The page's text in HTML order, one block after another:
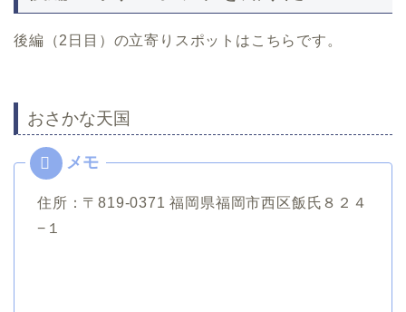
後編（2日目）の立寄りスポットはこちらです。
おさかな天国
住所：〒819-0371 福岡県福岡市西区飯氏８２４
−１